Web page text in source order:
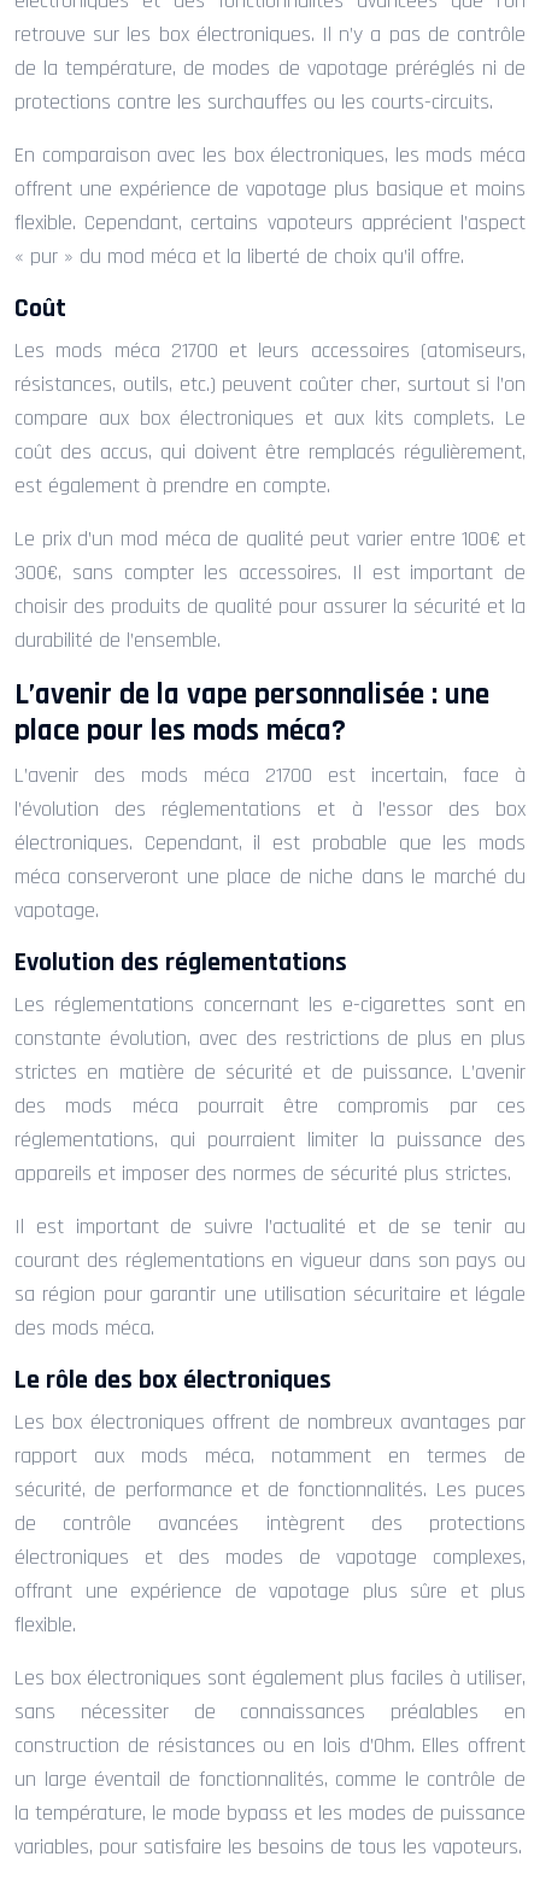
retrouve sur les box électroniques. Il n’y a pas de contrôle
de la température, de modes de vapotage préréglés ni de
protections contre les surchauffes ou les courts-circuits.
En comparaison avec les box électroniques, les mods méca
offrent une expérience de vapotage plus basique et moins
flexible. Cependant, certains vapoteurs apprécient l’aspect
« pur » du mod méca et la liberté de choix qu’il offre.
Coût
Les mods méca 21700 et leurs accessoires (atomiseurs,
résistances, outils, etc.) peuvent coûter cher, surtout si l’on
compare aux box électroniques et aux kits complets. Le
coût des accus, qui doivent être remplacés régulièrement,
est également à prendre en compte.
Le prix d’un mod méca de qualité peut varier entre 100€ et
300€, sans compter les accessoires. Il est important de
choisir des produits de qualité pour assurer la sécurité et la
durabilité de l’ensemble.
L’avenir de la vape personnalisée : une
place pour les mods méca?
L’avenir des mods méca 21700 est incertain, face à
l’évolution des réglementations et à l’essor des box
électroniques. Cependant, il est probable que les mods
méca conserveront une place de niche dans le marché du
vapotage.
Evolution des réglementations
Les réglementations concernant les e-cigarettes sont en
constante évolution, avec des restrictions de plus en plus
strictes en matière de sécurité et de puissance. L’avenir
des mods méca pourrait être compromis par ces
réglementations, qui pourraient limiter la puissance des
appareils et imposer des normes de sécurité plus strictes.
Il est important de suivre l’actualité et de se tenir au
courant des réglementations en vigueur dans son pays ou
sa région pour garantir une utilisation sécuritaire et légale
des mods méca.
Le rôle des box électroniques
Les box électroniques offrent de nombreux avantages par
rapport aux mods méca, notamment en termes de
sécurité, de performance et de fonctionnalités. Les puces
de contrôle avancées intègrent des protections
électroniques et des modes de vapotage complexes,
offrant une expérience de vapotage plus sûre et plus
flexible.
Les box électroniques sont également plus faciles à utiliser,
sans nécessiter de connaissances préalables en
construction de résistances ou en lois d’Ohm. Elles offrent
un large éventail de fonctionnalités, comme le contrôle de
la température, le mode bypass et les modes de puissance
variables, pour satisfaire les besoins de tous les vapoteurs.